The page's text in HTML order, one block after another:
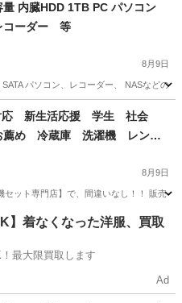
1TB PC パソコン
コーダー 等
8月9日
パソコン、レコーダー、 NASなどの
デスクトップ
応 新生活応援 学生 社会
め 冷蔵庫 洗濯機 レン
8月9日
ット専門店】で、間違いなし！！ 販売セ
単身赴任
】着なくなった洋服、買取
最大限買取します
Ad